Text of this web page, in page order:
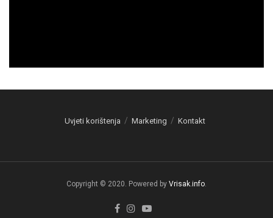
Uvjeti korištenja Marketing Kontakt
Copyright © 2020. Powered by Vrisak.info.